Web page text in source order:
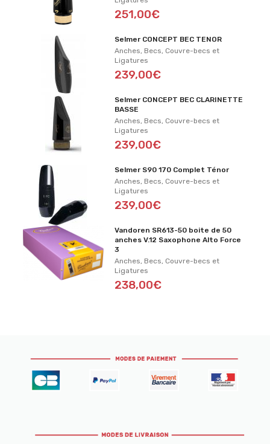
251,00€
Selmer CONCEPT BEC TENOR
Anches, Becs, Couvre-becs et
Ligatures
239,00€
Selmer CONCEPT BEC CLARINETTE
BASSE
Anches, Becs, Couvre-becs et
Ligatures
239,00€
Selmer S90 170 Complet Ténor
Anches, Becs, Couvre-becs et
Ligatures
239,00€
Vandoren SR613-50 boite de 50
anches V.12 Saxophone Alto Force
3
Anches, Becs, Couvre-becs et
Ligatures
238,00€